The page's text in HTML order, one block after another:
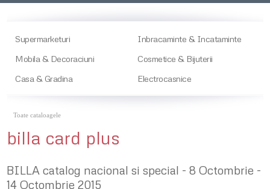
Supermarketuri
Inbracaminte & Incataminte
Mobila & Decoraciuni
Cosmetice & Bijuterii
Casa & Gradina
Electrocasnice
Toate cataloagele
billa card plus
BILLA catalog nacional si special - 8 Octombrie -
14 Octombrie 2015